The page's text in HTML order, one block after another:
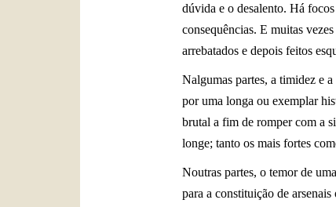
dúvida e o desalento. Há
consequências. E muitas
arrebatados e depois feitos
Nalgumas partes, a timidez e
por uma longa ou exemplar
brutal a fim de romper com a
longe; tanto os mais fortes
Noutras partes, o temor de
para a constituição de